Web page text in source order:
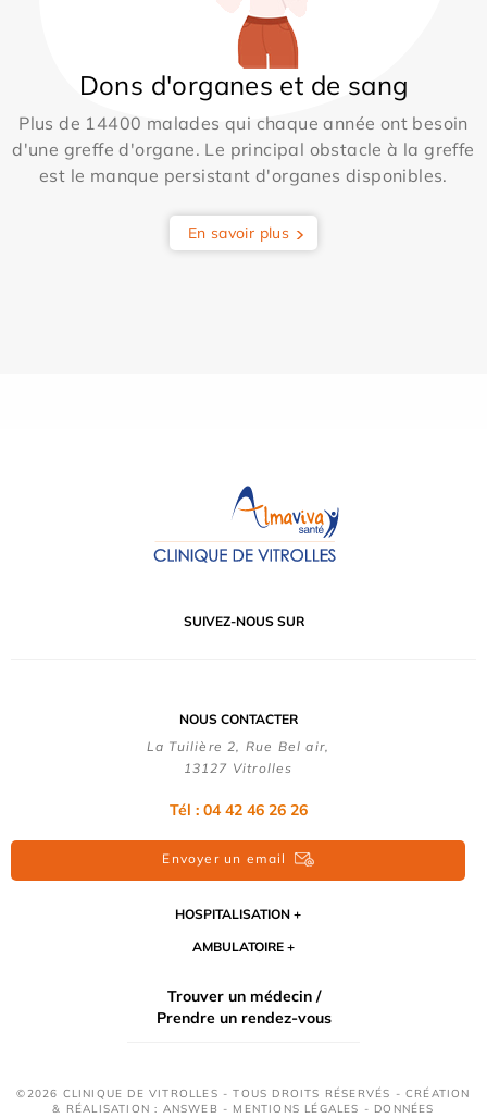
Dons d'organes et de sang
Plus de 14400 malades qui chaque année ont besoin
d'une greffe d'organe. Le principal obstacle à la greffe
est le manque persistant d'organes disponibles.
En savoir plus
SUIVEZ-NOUS SUR
NOUS CONTACTER
La Tuilière 2, Rue Bel air,
13127 Vitrolles
Tél : 04 42 46 26 26
Envoyer un email
HOSPITALISATION
AMBULATOIRE
Trouver un médecin /
Prendre un rendez-vous
©2026 CLINIQUE DE VITROLLES - TOUS DROITS RÉSERVÉS - CRÉATION
& RÉALISATION : ANSWEB - MENTIONS LÉGALES - DONNÉES